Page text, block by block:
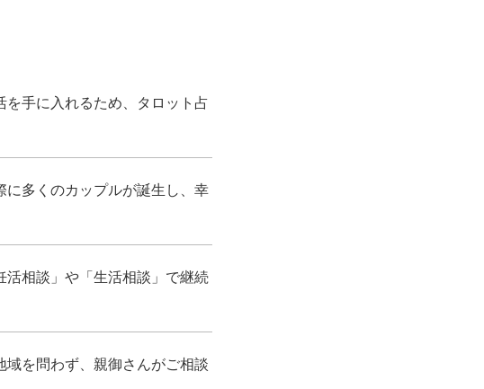
手に入れるため、タロット占
に多くのカップルが誕生し、幸
活相談」や「生活相談」で継続
を問わず、親御さんがご相談